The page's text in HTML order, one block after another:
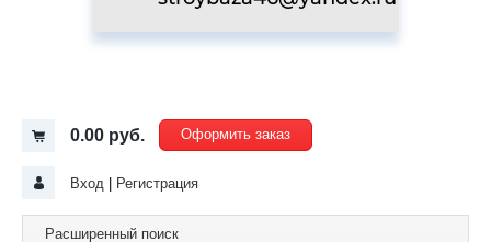
0.00 руб. Оформить заказ
Вход Регистрация
Расширенный поиск